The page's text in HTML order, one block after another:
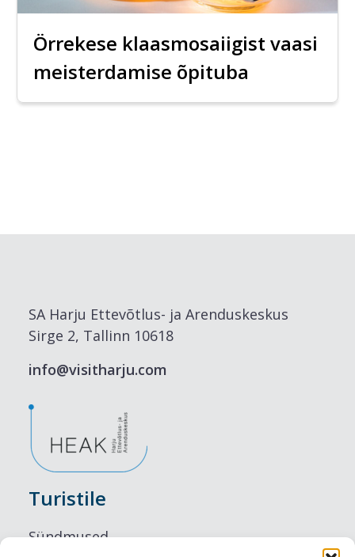
Örrekese klaasmosaiigist vaasi
meisterdamise õpituba
SA Harju Ettevõtlus- ja Arenduskeskus
Sirge 2, Tallinn 10618
info@visitharju.com
Turistile
Sündmused